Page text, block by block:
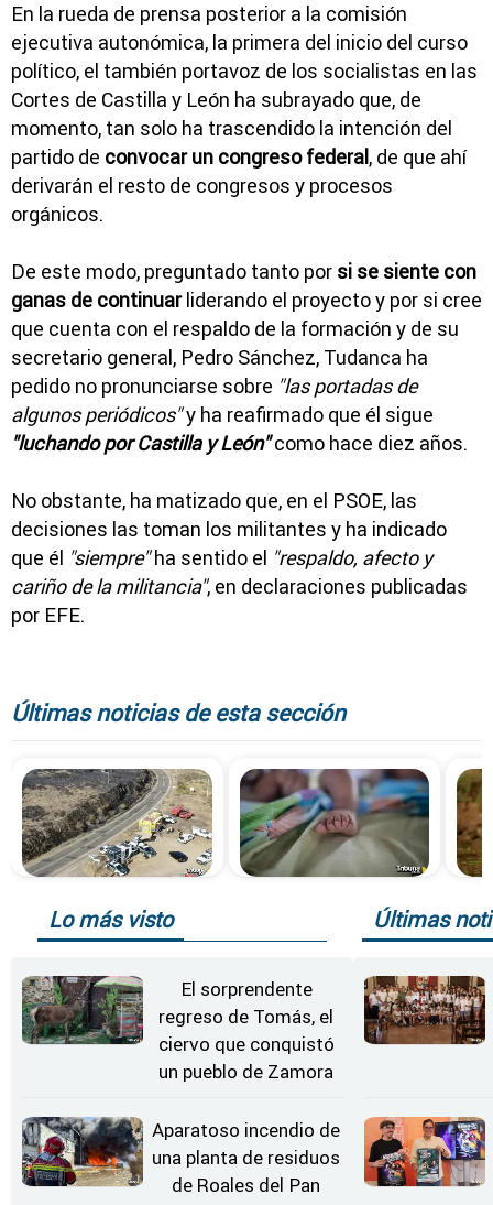
En la rueda de prensa posterior a la comisión
ejecutiva autonómica, la primera del inicio del curso
político, el también portavoz de los socialistas en las
Cortes de Castilla y León ha subrayado que, de
momento, tan solo ha trascendido la intención del
partido de convocar un congreso federal, de que ahí
derivarán el resto de congresos y procesos
orgánicos.
De este modo, preguntado tanto por si se siente con
ganas de continuarliderando el proyecto y por si cree
que cuenta con el respaldo de la formación y de su
secretario general, Pedro Sánchez, Tudanca ha
pedido no pronunciarse sobre "las portadas de
algunos periódicos"y ha reafirmado que él sigue
"luchando por Castilla y León" como hace diez años.
No obstante, ha matizado que, en el PSOE, las
decisiones las toman los militantes y ha indicado
que él "siempre"ha sentido el "respaldo, afecto y
cariño de la militancia", en declaraciones publicadas
por EFE.
Últimas noticias de esta sección
Lo más visto
El sorprendente
regreso de Tomás, el
ciervo que conquistó
un pueblo de Zamora
Aparatoso incendio de
una planta de residuos
de Roales del Pan
Últimas